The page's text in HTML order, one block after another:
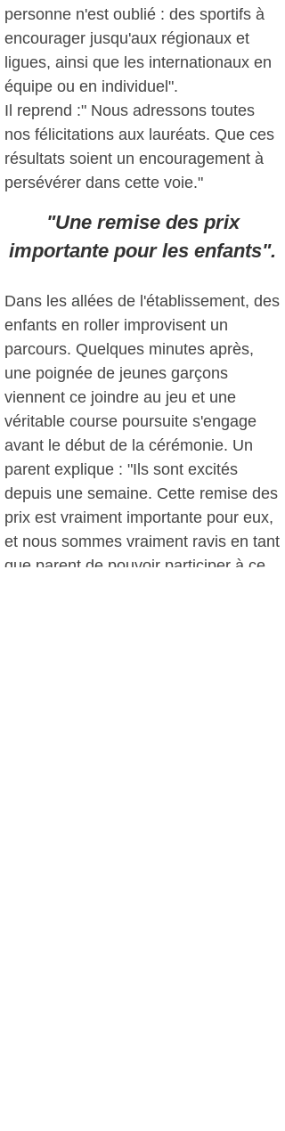
personne n'est oublié : des sportifs à
encourager jusqu'aux régionaux et
ligues, ainsi que les internationaux en
équipe ou en individuel".
Il reprend :" Nous adressons toutes
nos félicitations aux lauréats. Que ces
résultats soient un encouragement à
persévérer dans cette voie."
"Une remise des prix
importante pour les enfants".
Dans les allées de l'établissement, des
enfants en roller improvisent un
parcours. Quelques minutes après,
une poignée de jeunes garçons
viennent ce joindre au jeu et une
véritable course poursuite s'engage
avant le début de la cérémonie. Un
parent explique : "Ils sont excités
depuis une semaine. Cette remise des
prix est vraiment importante pour eux,
et nous sommes vraiment ravis en tant
que parent de pouvoir participer à ce